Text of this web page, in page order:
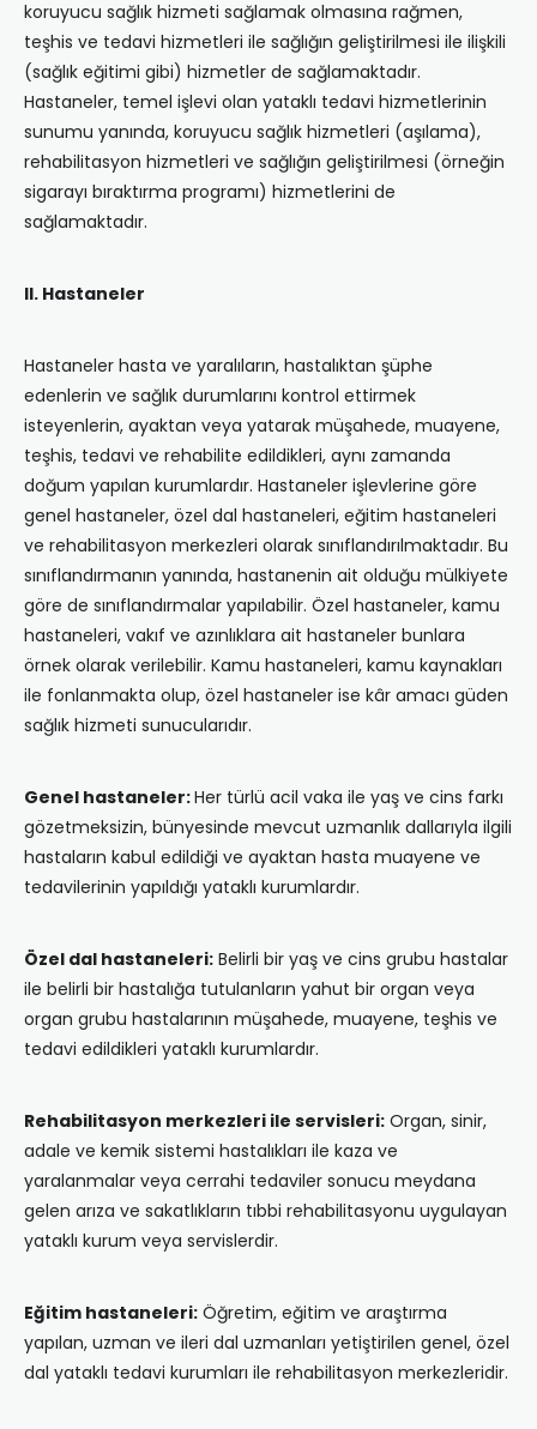
koruyucu sağlık hizmeti sağlamak olmasına rağmen,
teşhis ve tedavi hizmetleri ile sağlığın geliştirilmesi ile ilişkili
(sağlık eğitimi gibi) hizmetler de sağlamaktadır.
Hastaneler, temel işlevi olan yataklı tedavi hizmetlerinin
sunumu yanında, koruyucu sağlık hizmetleri (aşılama),
rehabilitasyon hizmetleri ve sağlığın geliştirilmesi (örneğin
sigarayı bıraktırma programı) hizmetlerini de
sağlamaktadır.
II. Hastaneler
Hastaneler hasta ve yaralıların, hastalıktan şüphe
edenlerin ve sağlık durumlarını kontrol ettirmek
isteyenlerin, ayaktan veya yatarak müşahede, muayene,
teşhis, tedavi ve rehabilite edildikleri, aynı zamanda
doğum yapılan kurumlardır. Hastaneler işlevlerine göre
genel hastaneler, özel dal hastaneleri, eğitim hastaneleri
ve rehabilitasyon merkezleri olarak sınıflandırılmaktadır. Bu
sınıflandırmanın yanında, hastanenin ait olduğu mülkiyete
göre de sınıflandırmalar yapılabilir. Özel hastaneler, kamu
hastaneleri, vakıf ve azınlıklara ait hastaneler bunlara
örnek olarak verilebilir. Kamu hastaneleri, kamu kaynakları
ile fonlanmakta olup, özel hastaneler ise kâr amacı güden
sağlık hizmeti sunucularıdır.
Genel hastaneler:Her türlü acil vaka ile yaş ve cins farkı
gözetmeksizin, bünyesinde mevcut uzmanlık dallarıyla ilgili
hastaların kabul edildiği ve ayaktan hasta muayene ve
tedavilerinin yapıldığı yataklı kurumlardır.
Özel dal hastaneleri: Belirli bir yaş ve cins grubu hastalar
ile belirli bir hastalığa tutulanların yahut bir organ veya
organ grubu hastalarının müşahede, muayene, teşhis ve
tedavi edildikleri yataklı kurumlardır.
Rehabilitasyon merkezleri ile servisleri: Organ, sinir,
adale ve kemik sistemi hastalıkları ile kaza ve
yaralanmalar veya cerrahi tedaviler sonucu meydana
gelen arıza ve sakatlıkların tıbbi rehabilitasyonu uygulayan
yataklı kurum veya servislerdir.
Eğitim hastaneleri: Öğretim, eğitim ve araştırma
yapılan, uzman ve ileri dal uzmanları yetiştirilen genel, özel
dal yataklı tedavi kurumları ile rehabilitasyon merkezleridir.